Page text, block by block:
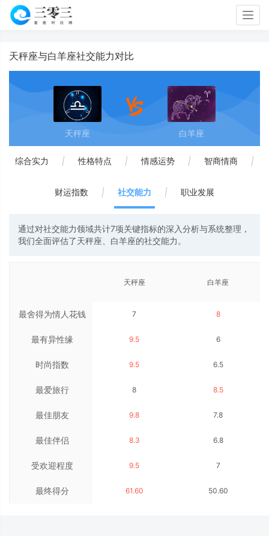
天秤座与白羊座社交能力对比
天秤座 白羊座
综合实力 | 性格特点 | 情感运势 | 智商情商 |
财运指数 | 社交能力 | 职业发展
通过对社交能力领域共计7项关键指标的深入分析与系统整理，
我们全面评估了天秤座、白羊座的社交能力。
最舍得为情人花钱
最有异性缘
时尚指数
最爱旅行
最佳朋友
最佳伴侣
受欢迎程度
最终得分
天秤座
7
9.5
9.5
8
9.8
8.3
9.5
61.60
白羊座
8
6
6.5
8.5
7.8
6.8
7
50.60